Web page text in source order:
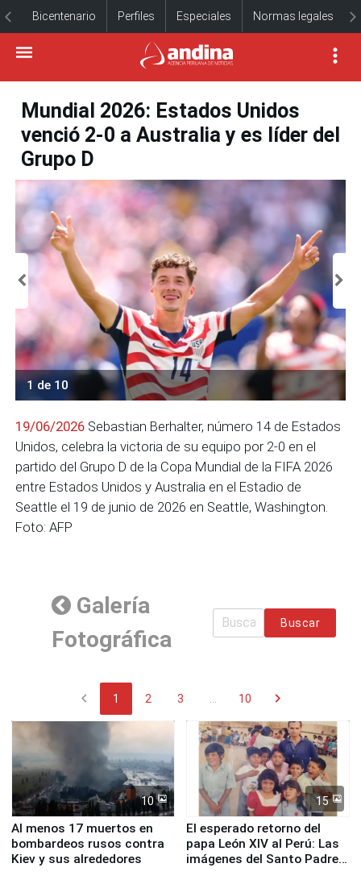
Bicentenario Perfiles Especiales Normas legales
Mundial 2026: Estados Unidos
venció 2-0 a Australia y es líder del
Grupo D
1 de 10
19/06/2026 Sebastian Berhalter, número 14 de Estados
Unidos, celebra la victoria de su equipo por 2-0 en el
partido del Grupo D de la Copa Mundial de la FIFA 2026
entre Estados Unidos y Australia en el Estadio de
Seattle el 19 de junio de 2026 en Seattle, Washington.
Foto: AFP
Galería
Fotográfica
Buscar
chevron_left 1 2 3 10 chevron_right
10
Al menos 17 muertos en
bombardeos rusos contra
Kiev y sus alrededores
15
El esperado retorno del
papa León XIV al Perú: Las
imágenes del Santo Padre